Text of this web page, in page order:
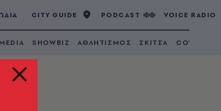
CITY GUIDE PODCAST VOICE RADIO
SHOWBIZ ΑΘΛΗΤΙΣΜΟΣ ΣΚΙΤΣΑ COVID 19